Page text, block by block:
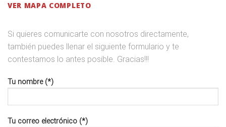
VER MAPA COMPLETO
Si quieres comunicarte con nosotros directamente,
también puedes llenar el siguiente formulario y te
contestamos lo antes posible. Gracias!!!
Tu nombre (*)
Tu correo electrónico (*)